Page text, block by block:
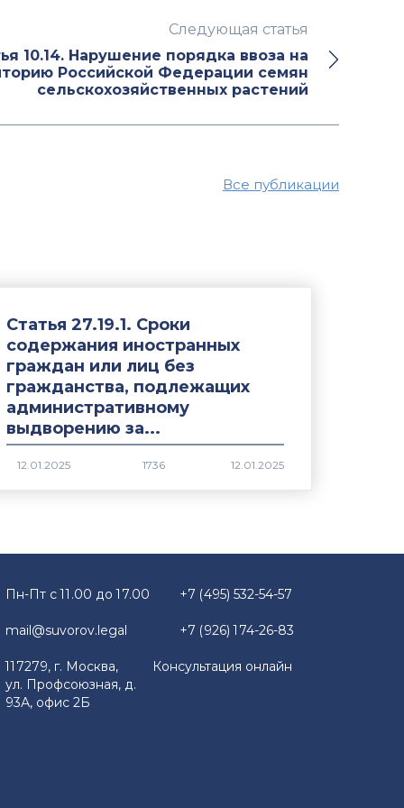
Следующая статья
10.14. Нарушение порядка ввоза на
Российской Федерации семян
сельскохозяйственных растений
Все публикации
Статья 27.19.1. Сроки
содержания иностранных
граждан или лиц без
гражданства, подлежащих
административному
выдворению за...
1736
Пн-Пт с 11.00 до 17.00
mail@suvorov.legal
117279, г. Москва,
ул. Профсоюзная, д.
93А, офис 2Б
+7 (495) 532-54-57
+7 (926) 174-26-83
Консультация онлайн